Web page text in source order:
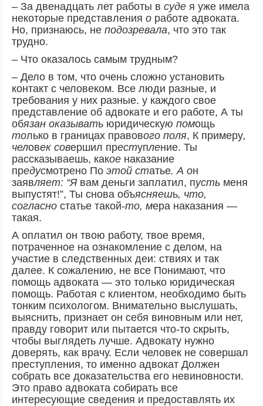
– За двенадцать лет работы в суде я уже имела
некоторые представления о работе адвоката.
Но, признаюсь, не подозревала, что это так
трудно.
– Что оказалось самым трудным?
– Дело в том, что очень сложно установить
контакт с человеком. Все люди разные, и
требования у них разные. у каждого свое
представление об адвокате и его работе, А ты
обязан оказывать юридическую помощь
только в границах правового поля, К примеру,
человек совершил преступление. Ты
рассказываешь, какое наказание
предусмотрено По этой статье. А он
заявляет: “Я вам деньги заплатил, пусть меня
выпустят!”, Ты снова объясняешь, что,
согласно статье такой-то, мера наказания —
такая.
А оплатил он твою работу, твое время,
потраченное на ознакомление с делом, на
участие в следственных деи: ствиях и так
далее. К сожалению, не все Понимают, что
помощь адвоката — это только юридическая
помощь. Работая с клиентом, необходимо быть
тонким психологом. Внимательно выслушать,
выяснить, признает он себя виновным или нет,
правду говорит или пытается что-то скрыть,
чтобы выглядеть лучше. Адвокату нужно
доверять, как врачу. Если человек не совершал
преступления, то именно адвокат Должен
собрать все доказательства его невиновности.
Это право адвоката собирать все
интересующие сведения и предоставлять их